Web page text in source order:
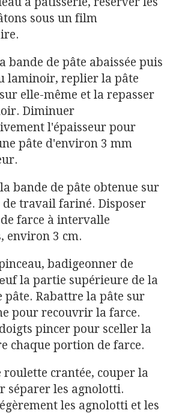
sous un film
bande de pâte abaissée puis
laminoir, replier la pâte
elle-même et la repasser
Diminuer
l'épaisseur pour
pâte d'environ 3 mm
bande de pâte obtenue sur
de travail fariné. Disposer
farce à intervalle
environ 3 cm.
badigeonner de
la partie supérieure de la
pâte. Rabattre la pâte sur
pour recouvrir la farce.
pincer pour sceller la
chaque portion de farce.
roulette crantée, couper la
séparer les agnolotti.
les agnolotti et les